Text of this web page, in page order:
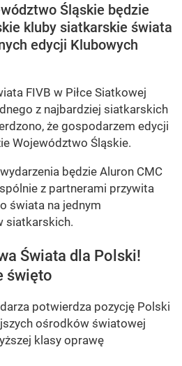
Śląskie będzie
kluby siatkarskie świata
edycji Klubowych
FIVB w Piłce Siatkowej
z najbardziej siatkarskich
że gospodarzem edycji
Województwo Śląskie.
będzie Aluron CMC
z partnerami przywita
świata na jednym
siatkarskich.
Świata dla Polski!
święto
potwierdza pozycję Polski
ośrodków światowej
klasy oprawę